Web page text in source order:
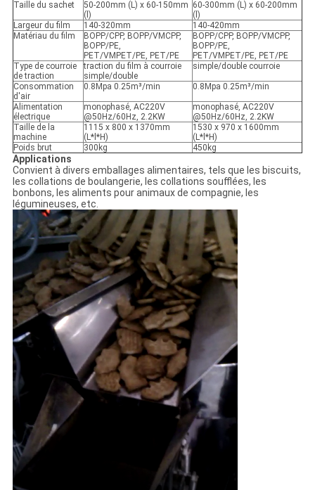
Taille du sachet
50-200mm (L) x 60-150mm
(l)
60-300mm (L) x 60-200mm
(l)
Largeur du film
140-320mm
140-420mm
Matériau du film
BOPP/CPP, BOPP/VMCPP,
BOPP/PE,
PET/VMPET/PE, PET/PE
BOPP/CPP, BOPP/VMCPP,
BOPP/PE,
PET/VMPET/PE, PET/PE
Type de courroie
de traction
traction du film à courroie
simple/double
simple/double courroie
Consommation
d'air
0.8Mpa 0.25m³/min 0.8Mpa 0.25m³/min
Alimentation
électrique
monophasé, AC220V
@50Hz/60Hz, 2.2KW
monophasé, AC220V
@50Hz/60Hz, 2.2KW
Taille de la
machine
1115 x 800 x 1370mm
(L*l*H)
1530 x 970 x 1600mm
(L*l*H)
Poids brut
300kg 450kg
Applications
Convient à divers emballages alimentaires, tels que les biscuits,
les collations de boulangerie, les collations soufflées, les
bonbons, les aliments pour animaux de compagnie, les
légumineuses, etc.